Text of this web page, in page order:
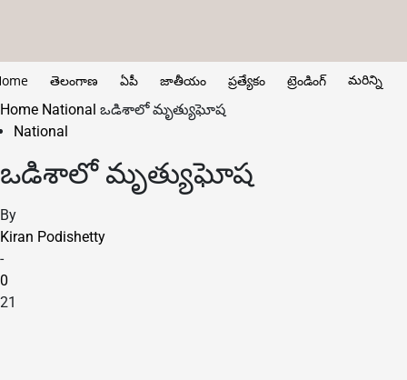
తెలంగాణ ఏపీ జాతీయం ప్రత్యేకం ట్రెండింగ్
మరిన్ని
Home National ఒడిశాలో మృత్యుఘోష
National
ఒడిశాలో మృత్యుఘోష
By
Kiran Podishetty
-
0
21